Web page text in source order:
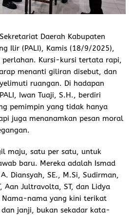
Daerah Kabupaten
Ilir (PALI), Kamis (18/9/2025),
Kursi-kursi tertata rapi,
menanti giliran disebut, dan
ruangan. Di hadapan
Iwan Tuaji, S.H., berdiri
pemimpin yang tidak hanya
juga menanamkan pesan moral
maju, satu per satu, untuk
baru. Mereka adalah Ismad
Diansyah, SE., M.Si, Sudirman,
Aan Jultravolta, ST, dan Lidya
Nama-nama yang kini terikat
janji, bukan sekadar kata-